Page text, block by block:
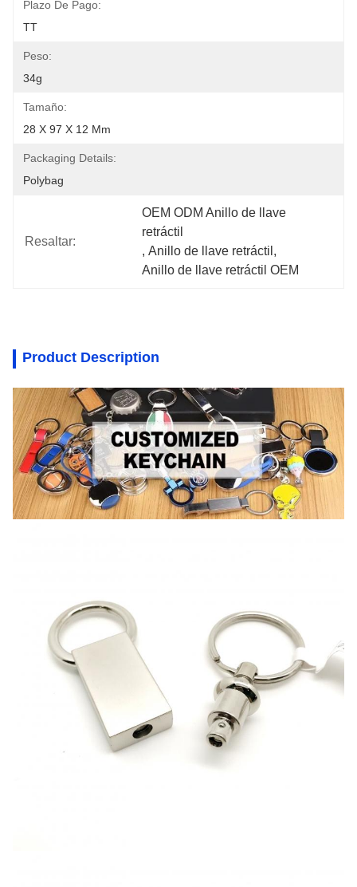
Plazo De Pago:
TT
Peso:
34g
Tamaño:
28 X 97 X 12 Mm
Packaging Details:
Polybag
Resaltar:
OEM ODM Anillo de llave
retráctil
, Anillo de llave retráctil ,
Anillo de llave retráctil OEM
Product Description